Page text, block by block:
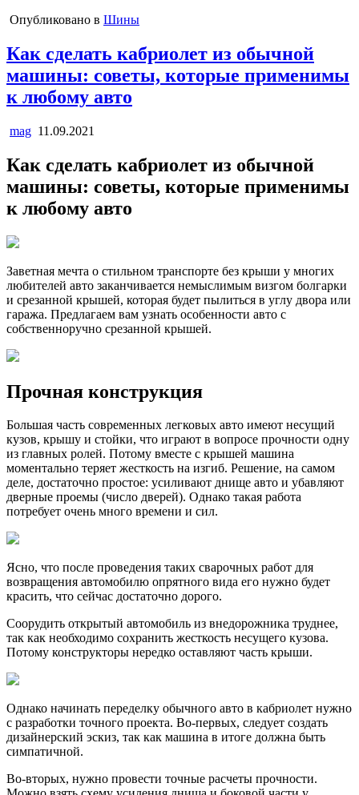
Опубликовано в Шины
Как сделать кабриолет из обычной
машины: советы, которые применимы
к любому авто
mag 11.09.2021
Как сделать кабриолет из обычной
машины: советы, которые применимы
к любому авто
Заветная мечта о стильном транспорте без крыши у многих
любителей авто заканчивается немыслимым визгом болгарки
и срезанной крышей, которая будет пылиться в углу двора или
гаража. Предлагаем вам узнать особенности авто с
собственноручно срезанной крышей.
Прочная конструкция
Большая часть современных легковых авто имеют несущий
кузов, крышу и стойки, что играют в вопросе прочности одну
из главных ролей. Потому вместе с крышей машина
моментально теряет жесткость на изгиб. Решение, на самом
деле, достаточно простое: усиливают днище авто и убавляют
дверные проемы (число дверей). Однако такая работа
потребует очень много времени и сил.
Ясно, что после проведения таких сварочных работ для
возвращения автомобилю опрятного вида его нужно будет
красить, что сейчас достаточно дорого.
Соорудить открытый автомобиль из внедорожника труднее,
так как необходимо сохранить жесткость несущего кузова.
Потому конструкторы нередко оставляют часть крыши.
Однако начинать переделку обычного авто в кабриолет нужно
с разработки точного проекта. Во-первых, следует создать
дизайнерский эскиз, так как машина в итоге должна быть
симпатичной.
Во-вторых, нужно провести точные расчеты прочности.